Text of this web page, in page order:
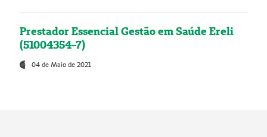
Prestador Essencial Gestão em Saúde Ereli
(51004354-7)
04 de Maio de 2021